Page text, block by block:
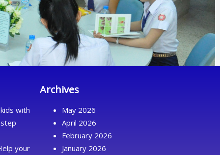
with
your
Archives
May 2026
April 2026
February 2026
January 2026